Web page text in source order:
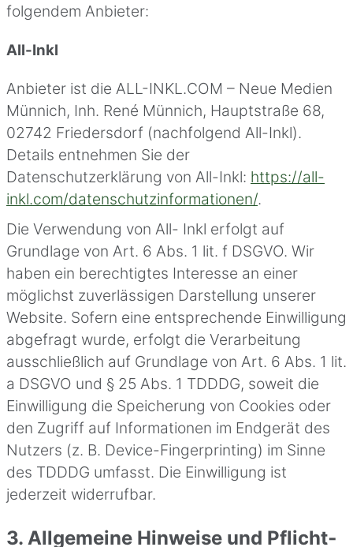
folgendem Anbieter:
All-Inkl
Anbieter ist die ALL-INKL.COM – Neue Medien
Münnich, Inh. René Münnich, Hauptstraße 68,
02742 Friedersdorf (nachfolgend All-Inkl).
Details entnehmen Sie der
Datenschutzerklärung von All-Inkl: https://all-
inkl.com/datenschutzinformationen/.
Die Verwendung von All- Inkl erfolgt auf
Grundlage von Art. 6 Abs. 1 lit. f DSGVO. Wir
haben ein berechtigtes Interesse an einer
möglichst zuverlässigen Darstellung unserer
Website. Sofern eine entsprechende Einwilligung
abgefragt wurde, erfolgt die Verarbeitung
ausschließlich auf Grundlage von Art. 6 Abs. 1 lit.
a DSGVO und § 25 Abs. 1 TDDDG, soweit die
Einwilligung die Speicherung von Cookies oder
den Zugriff auf Informationen im Endgerät des
Nutzers (z. B. Device-Fingerprinting) im Sinne
des TDDDG umfasst. Die Einwilligung ist
jederzeit widerrufbar.
3. Allgemeine Hinweise und Pflicht­